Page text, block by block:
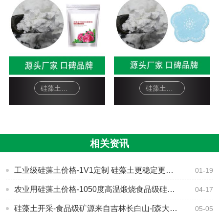
相关资讯
工业级硅藻土价格-1V1定制 硅藻土更稳定更兼容【森大硅藻土】 01-19
​农业用硅藻土价格-1050度高温煅烧食品级硅藻土[森大硅藻土] 04-17
硅藻土开采-食品级矿源来自吉林长白山-[森大硅藻土] 05-05